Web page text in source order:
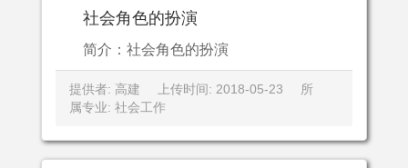
社会角色的扮演
简介：社会角色的扮演
提供者: 高建 上传时间: 2018-05-23
所
属专业: 社会工作